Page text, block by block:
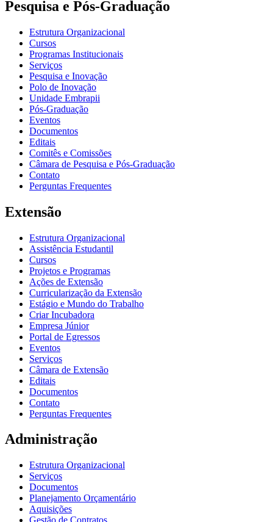
Pesquisa e Pós-Graduação
Estrutura Organizacional
Cursos
Programas Institucionais
Serviços
Pesquisa e Inovação
Polo de Inovação
Unidade Embrapii
Pós-Graduação
Eventos
Documentos
Editais
Comitês e Comissões
Câmara de Pesquisa e Pós-Graduação
Contato
Perguntas Frequentes
Extensão
Estrutura Organizacional
Assistência Estudantil
Cursos
Projetos e Programas
Ações de Extensão
Curricularização da Extensão
Estágio e Mundo do Trabalho
Criar Incubadora
Empresa Júnior
Portal de Egressos
Eventos
Serviços
Câmara de Extensão
Editais
Documentos
Contato
Perguntas Frequentes
Administração
Estrutura Organizacional
Serviços
Documentos
Planejamento Orçamentário
Aquisições